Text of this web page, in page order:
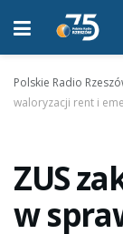
Polskie Radio
waloryzacji rent i
ZUS
w